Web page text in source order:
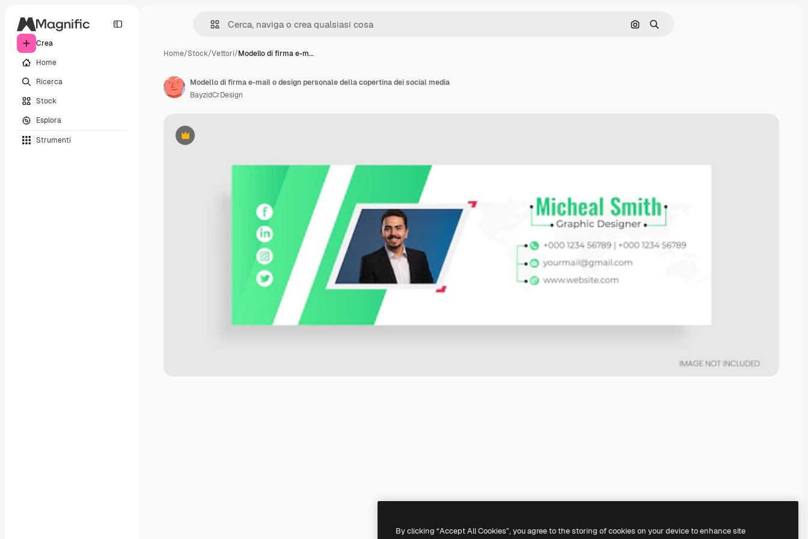
Crea
Home
Ricerca
Stock
Esplora
Strumenti
Cerca per immagine
Ricerca
Home/Stock/Vettori/Modello di firma e-m…
Premium
Modello di firma e-mail o design personale della copertina dei social media
BayzidCrDesign
By clicking “Accept All Cookies”, you agree to the storing of cookies on your device to enhance site